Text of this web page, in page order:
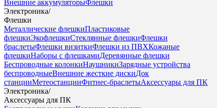
Внешние аккумуляторыФлешки
Электроника/
Флешки
Металлические флешкиПластиковые
флешкиЭкофлешкиСтеклянные флешкиФлешки
браслетыФлешки визиткиФлешки из ПВХКожаные
флешкиНаборы с флешкамиДеревянные флешки
Беспроводные колонкиНаушникиЗарядные устройства
беспроводныеВнешние жесткие дискиДок
станцииМетеостанцииФитнес-браслетыАксессуары для ПК
Электроника/
Аксессуары для ПК